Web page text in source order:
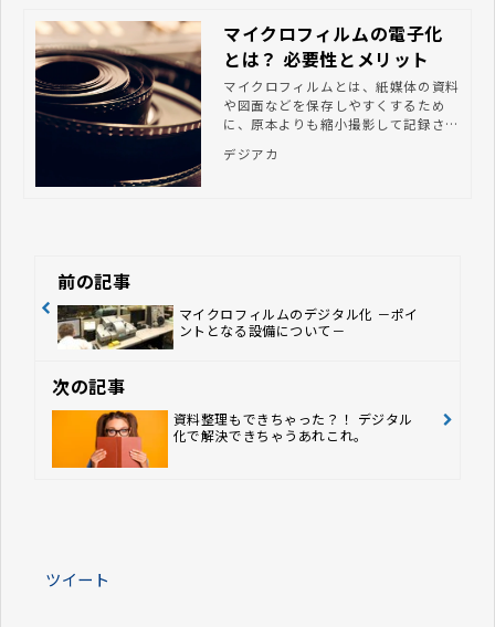
マイクロフィルムの電子化
とは？ 必要性とメリット
マイクロフィルムとは、紙媒体の資料
や図面などを保存しやすくするため
に、原本よりも縮小撮影して記録され
の劣化や破損を防ぐためには、電子化
デジアカ
前の記事
マイクロフィルムのデジタル化 －ポイ
ントとなる設備について－
次の記事
資料整理もできちゃった？！ デジタル
化で解決できちゃうあれこれ。
ツイート